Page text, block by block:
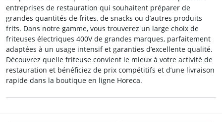
entreprises de restauration qui souhaitent préparer de
grandes quantités de frites, de snacks ou d’autres produits
frits. Dans notre gamme, vous trouverez un large choix de
friteuses électriques 400V de grandes marques, parfaitement
adaptées à un usage intensif et garanties d’excellente qualité.
Découvrez quelle friteuse convient le mieux à votre activité de
restauration et bénéficiez de prix compétitifs et d’une livraison
rapide dans la boutique en ligne Horeca.